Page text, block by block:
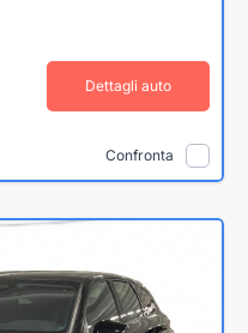
Dettagli auto
Confronta